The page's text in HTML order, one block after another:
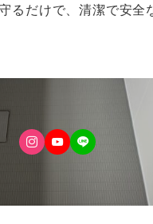
るだけで、清潔で安全